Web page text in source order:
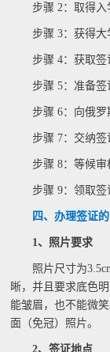
步骤 2：取得入学
步骤 3：获得大
步骤 4：获取签证
步骤 5：准备签
步骤 6：向俄罗斯
步骤 7：交纳签
步骤 8：等候审
步骤 9：领取签
四、办理签证的
1、照片要求
照片尺寸为
晰，并且要求底色
能皱眉，也不能微
面（免冠）照片。
2、签证地点